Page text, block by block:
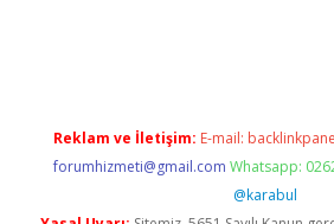
Reklam ve İletişim: E-mail:
forumhizmeti@gmail.com Whatsapp:
@karabul